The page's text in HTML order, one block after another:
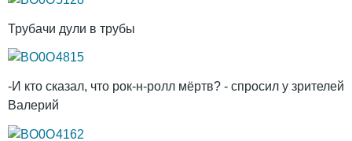
Трубачи дули в трубы
-И кто сказал, что рок-н-ролл мёртв? - спросил у зрителей
Валерий